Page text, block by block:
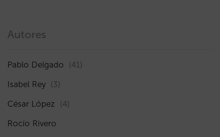
Autores
Pablo Delgado (41)
Isabel Rey (3)
César López (4)
Rocío Rivero